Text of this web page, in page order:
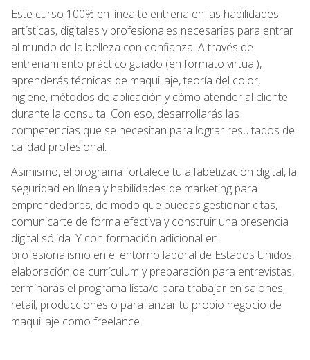
Este curso 100% en línea te entrena en las habilidades
artísticas, digitales y profesionales necesarias para entrar
al mundo de la belleza con confianza. A través de
entrenamiento práctico guiado (en formato virtual),
aprenderás técnicas de maquillaje, teoría del color,
higiene, métodos de aplicación y cómo atender al cliente
durante la consulta. Con eso, desarrollarás las
competencias que se necesitan para lograr resultados de
calidad profesional.
Asimismo, el programa fortalece tu alfabetización digital, la
seguridad en línea y habilidades de marketing para
emprendedores, de modo que puedas gestionar citas,
comunicarte de forma efectiva y construir una presencia
digital sólida. Y con formación adicional en
profesionalismo en el entorno laboral de Estados Unidos,
elaboración de currículum y preparación para entrevistas,
terminarás el programa lista/o para trabajar en salones,
retail, producciones o para lanzar tu propio negocio de
maquillaje como freelance.